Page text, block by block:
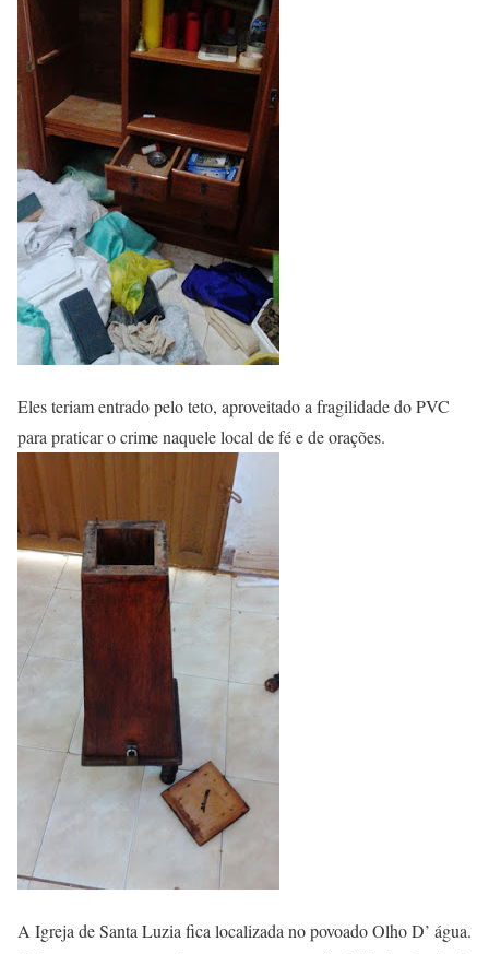
Eles teriam entrado pelo teto, aproveitado a fragilidade do PVC
para praticar o crime naquele local de fé e de orações.
A Igreja de Santa Luzia fica localizada no povoado Olho D’ água.